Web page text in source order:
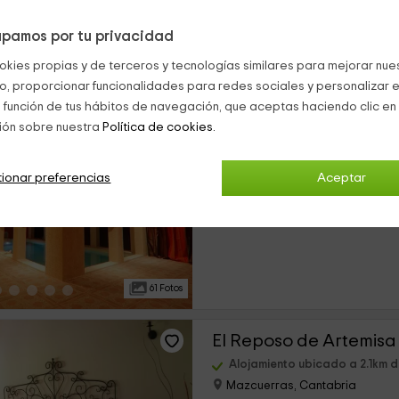
por tu privacidad
propias y de terceros y tecnologías similares para mejorar
proporcionar funcionalidades para redes sociales y personalizar
de tus hábitos de navegación, que aceptas haciendo clic
sobre nuestra Política de cookies.
Aceptar
preferencias
61 Fotos
Antaviana Club
3 opiniones
El Reposo de Artemisa
Alojamiento ubicado a 2.1km
Mazcuerras, Cantabria